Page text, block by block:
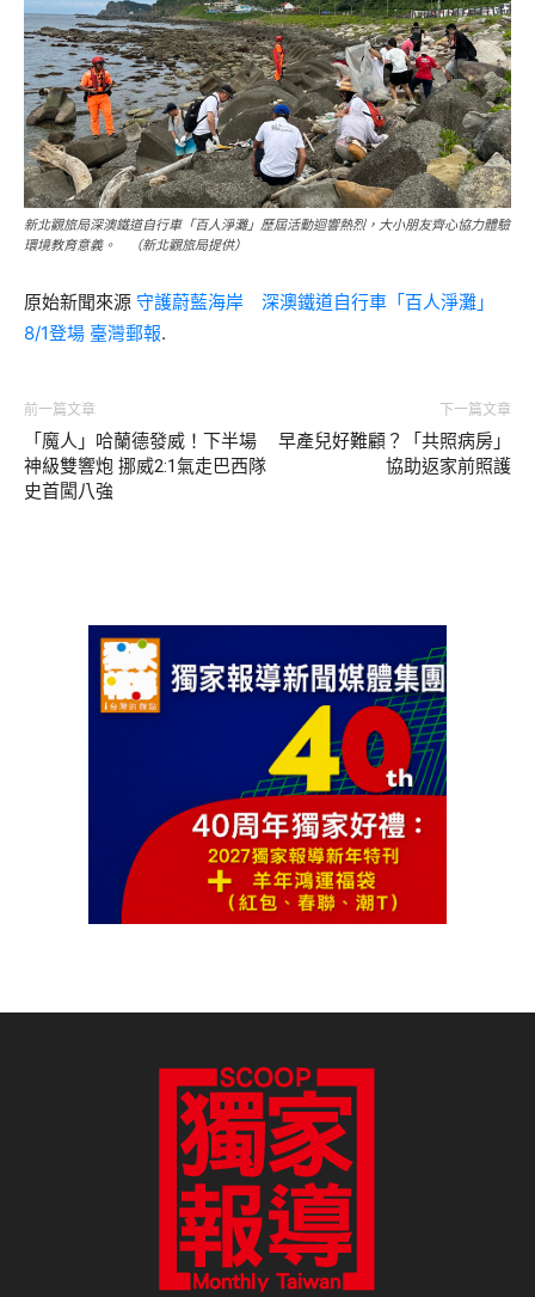
新北觀旅局深澳鐵道自行車「百人淨灘」歷屆活動迴響熱烈，大小朋友齊心協力體驗
環境教育意義。 （新北觀旅局提供）
原始新聞來源 守護蔚藍海岸 深澳鐵道自行車「百人淨灘」
8/1登場 臺灣郵報.
前一篇文章
「魔人」哈蘭德發威！下半場
神級雙響炮 挪威2:1氣走巴西隊
史首闖八強
下一篇文章
早產兒好難顧？「共照病房」
協助返家前照護